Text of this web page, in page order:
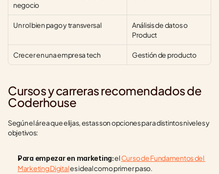
negocio
Un rol bien pago y transversal
Análisis de datos o
Product
Crecer en una empresa tech Gestión de producto
Cursos y carreras recomendados de
Coderhouse
Según el área que elijas, estas son opciones para distintos niveles y
objetivos:
Para empezar en marketing: el Curso de Fundamentos del
Marketing Digital es ideal como primer paso.